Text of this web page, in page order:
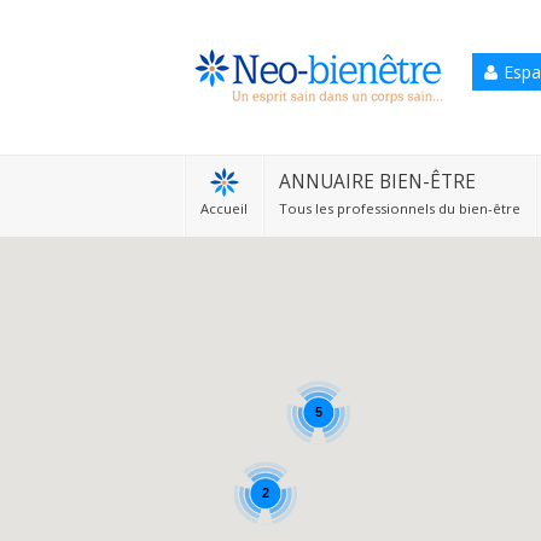
Accueil
ANNUAIRE BIEN-ÊTRE
Tous les professionnels du bien-être
5
2